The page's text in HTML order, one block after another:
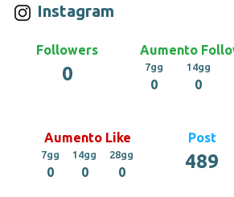
Instagram
Followers
0
Aumento
7gg
0
14gg
0
Aumento Like
7gg
0
14gg
0
28gg
0
Post
489